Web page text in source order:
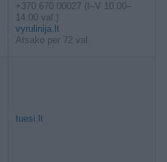
+370 670 00027 (I–V 10.00–
14.00 val.)
vyrulinija.lt
Atsako per 72 val.
tuesi.lt